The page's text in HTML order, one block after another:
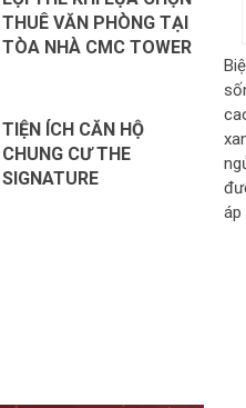
áp
THUÊ VĂN PHÒNG TẠI
TÒA NHÀ CMC TOWER
TIỆN ÍCH CĂN HỘ
CHUNG CƯ THE
SIGNATURE